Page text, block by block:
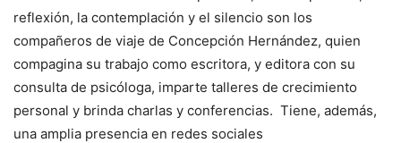
reflexión, la contemplación y el silencio son los
compañeros de viaje de Concepción Hernández, quien
compagina su trabajo como escritora, y editora con su
consulta de psicóloga, imparte talleres de crecimiento
personal y brinda charlas y conferencias. Tiene, además,
una amplia presencia en redes sociales